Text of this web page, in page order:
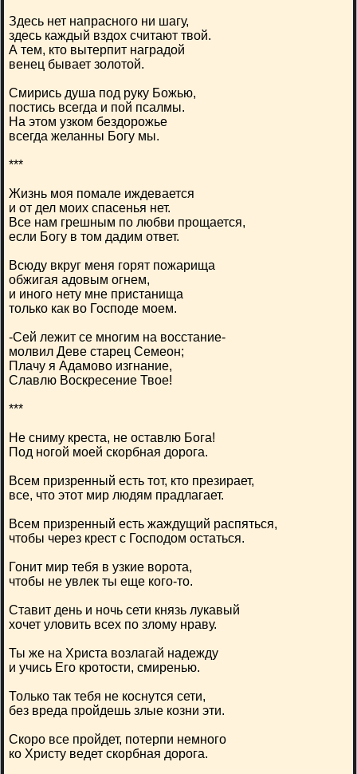
Здесь нет напрасного ни шагу,
здесь каждый вздох считают твой.
А тем, кто вытерпит наградой
венец бывает золотой.
Смирись душа под руку Божью,
постись всегда и пой псалмы.
На этом узком бездорожье
всегда желанны Богу мы.
***
Жизнь моя помале иждевается
и от дел моих спасенья нет.
Все нам грешным по любви прощается,
если Богу в том дадим ответ.
Всюду вкруг меня горят пожарища
обжигая адовым огнем,
и иного нету мне пристанища
только как во Господе моем.
-Сей лежит се многим на восстание-
молвил Деве старец Семеон;
Плачу я Адамово изгнание,
Славлю Воскресение Твое!
***
Не сниму креста, не оставлю Бога!
Под ногой моей скорбная дорога.
Всем призренный есть тот, кто презирает,
все, что этот мир людям прадлагает.
Всем призренный есть жаждущий распяться,
чтобы через крест с Господом остаться.
Гонит мир тебя в узкие ворота,
чтобы не увлек ты еще кого-то.
Ставит день и ночь сети князь лукавый
хочет уловить всех по злому нраву.
Ты же на Христа возлагай надежду
и учись Его кротости, смиренью.
Только так тебя не коснутся сети,
без вреда пройдешь злые козни эти.
Скоро все пройдет, потерпи немного
ко Христу ведет скорбная дорога.